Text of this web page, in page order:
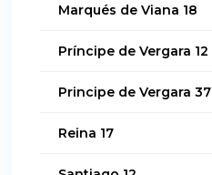
Marqués de Viana 18
Príncipe de Vergara 12
Principe de Vergara 37
Reina 17